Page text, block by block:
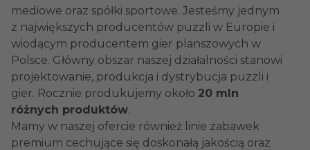
mediowe oraz spółki sportowe. Jesteśmy jednym
z największych producentów puzzli w Europie i
wiodącym producentem gier planszowych w
Polsce. Główny obszar naszej działalności stanowi
projektowanie, produkcja i dystrybucja puzzli i
gier. Rocznie produkujemy około 20 mln
różnych produktów.
Mamy w naszej ofercie również linie zabawek
premium cechujące się doskonałą jakością oraz